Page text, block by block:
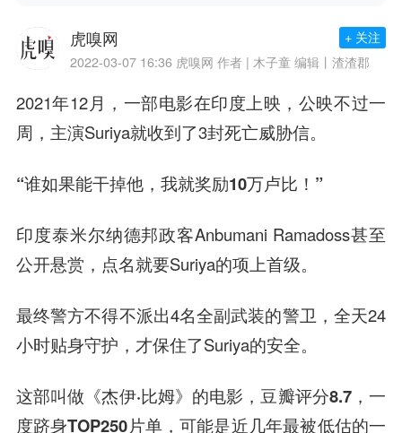
虎嗅网
2022-03-07 16:36 虎嗅网 作者 | 木子童 编辑丨渣渣郡
+ 关注
2021年12月，一部电影在印度上映，公映不过一
周，主演Suriya就收到了3封死亡威胁信。
“谁如果能干掉他，我就奖励10万卢比！”
印度泰米尔纳德邦政客Anbumani Ramadoss甚至
公开悬赏，点名就要Suriya的项上首级。
最终警方不得不派出4名全副武装的警卫，全天24
小时贴身守护，才保住了Suriya的安全。
这部叫做《杰伊·比姆》的电影，豆瓣评分8.7，一
度跻身TOP250片单，可能是近几年最被低估的一